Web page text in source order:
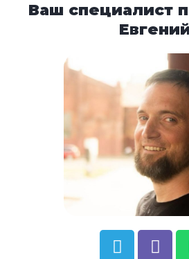
Ваш специалист